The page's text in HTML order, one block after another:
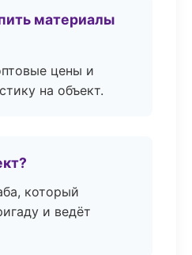
материалы
цены и
на объект.
который
и ведёт